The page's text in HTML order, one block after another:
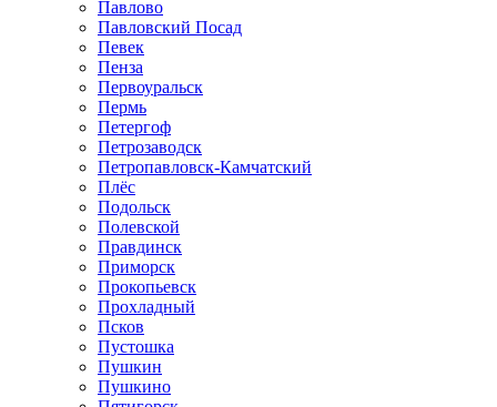
Павлово
Павловский Посад
Певек
Пенза
Первоуральск
Пермь
Петергоф
Петрозаводск
Петропавловск-Камчатский
Плёс
Подольск
Полевской
Правдинск
Приморск
Прокопьевск
Прохладный
Псков
Пустошка
Пушкин
Пушкино